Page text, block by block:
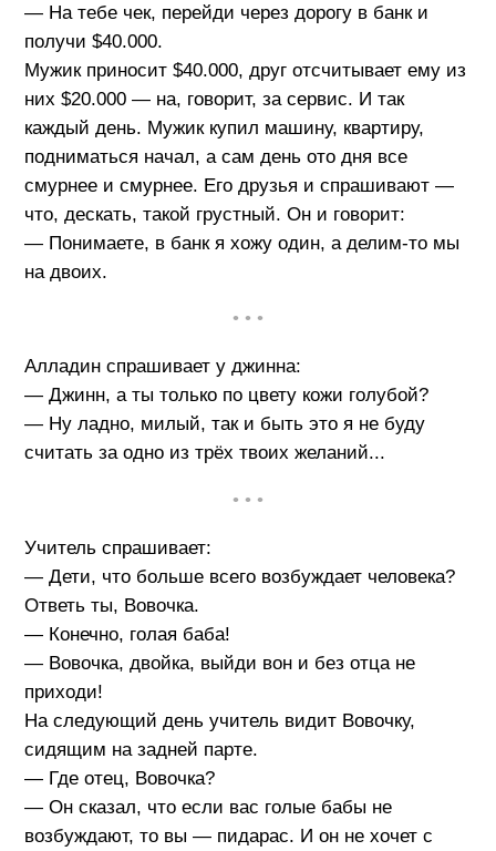
— На тебе чек, перейди через дорогу в банк и
получи $40.000.
Мужик приносит $40.000, друг отсчитывает ему из
них $20.000 — на, говорит, за сервис. И так
каждый день. Мужик купил машину, квартиру,
подниматься начал, а сам день ото дня все
смурнее и смурнее. Его друзья и спрашивают —
что, дескать, такой грустный. Он и говорит:
— Понимаете, в банк я хожу один, а делим-то мы
на двоих.
• • •
Алладин спрашивает у джинна:
— Джинн, а ты только по цвету кожи голубой?
— Ну ладно, милый, так и быть это я не буду
считать за одно из трёх твоих желаний...
• • •
Учитель спрашивает:
— Дети, что больше всего возбуждает человека?
Ответь ты, Вовочка.
— Конечно, голая баба!
— Вовочка, двойка, выйди вон и без отца не
приходи!
На следующий день учитель видит Вовочку,
сидящим на задней парте.
— Где отец, Вовочка?
— Он сказал, что если вас голые бабы не
возбуждают, то вы — пидарас. И он не хочет с